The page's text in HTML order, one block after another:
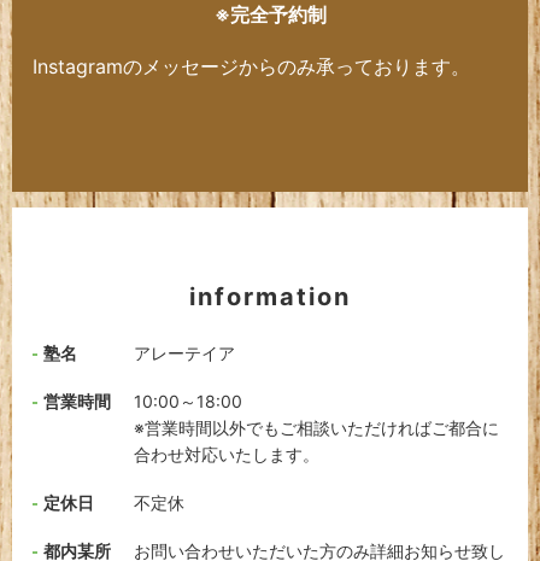
※完全予約制
Instagramのメッセージからのみ承っております。
information
塾名 アレーテイア
営業時間
10:00～18:00
※営業時間以外でもご相談いただければご都合に
合わせ対応いたします。
定休日 不定休
都内某所
お問い合わせいただいた方のみ詳細お知らせ致し